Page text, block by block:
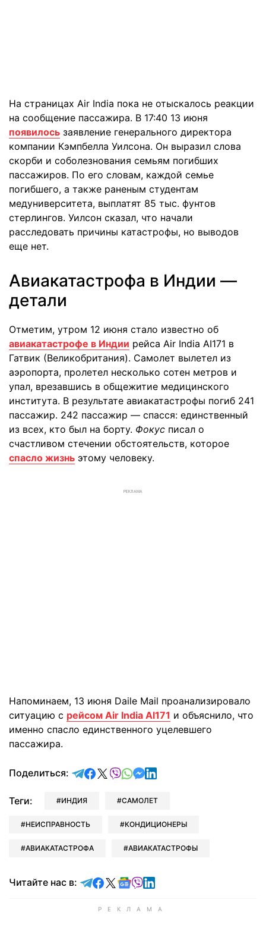
На страницах Air India пока не отыскалось реакции
на сообщение пассажира. В 17:40 13 июня
появилось заявление генерального директора
компании Кэмпбелла Уилсона. Он выразил слова
скорби и соболезнования семьям погибших
пассажиров. По его словам, каждой семье
погибшего, а также раненым студентам
медуниверситета, выплатят 85 тыс. фунтов
стерлингов. Уилсон сказал, что начали
расследовать причины катастрофы, но выводов
еще нет.
Авиакатастрофа в Индии —
детали
Отметим, утром 12 июня стало известно об
авиакатастрофе в Индии рейса Air India AI171 в
Гатвик (Великобритания). Самолет вылетел из
аэропорта, пролетел несколько сотен метров и
упал, врезавшись в общежитие медицинского
института. В результате авиакатастрофы погиб 241
пассажир. 242 пассажир — спасся: единственный
из всех, кто был на борту. Фокус писал о
счастливом стечении обстоятельств, которое
спасло жизнь этому человеку.
РЕКЛАМА
Напоминаем, 13 июня Daile Mail проанализировало
ситуацию с рейсом Air India AI171 и объяснило, что
именно спасло единственного уцелевшего
пассажира.
Поделиться: отправить в Telegram
поделиться в Facebook
поделиться в X
отправить в Viber
отправить в Whatsapp
отправить в Messenger
отправить в LinkedIn
Теги: ИНДИЯ САМОЛЕТ
НЕИСПРАВНОСТЬ КОНДИЦИОНЕРЫ
АВИАКАТАСТРОФА АВИАКАТАСТРОФЫ
Читайте нас в: Читайте в Telegram
Читайте в Facebook
Читайте в X
Читайте в Google news
Читайте в Viber
Читайте в LinkedIn